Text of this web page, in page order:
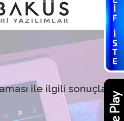
ile ilgili sonuçlar